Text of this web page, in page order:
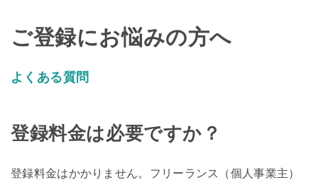
ご登録にお悩みの方へ
よくある質問
登録料金は必要ですか？
登録料金はかかりません。フリーランス（個人事業主）